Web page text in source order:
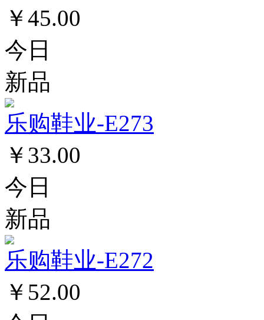
￥45.00
今日
新品
乐购鞋业-E273
￥33.00
今日
新品
乐购鞋业-E272
￥52.00